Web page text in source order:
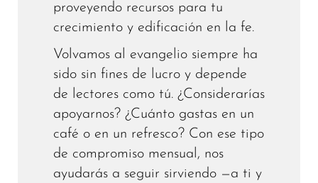
proveyendo recursos para tu
crecimiento y edificación en la fe.
Volvamos al evangelio siempre ha
sido sin fines de lucro y depende
de lectores como tú. ¿Considerarías
apoyarnos? ¿Cuánto gastas en un
café o en un refresco? Con ese tipo
de compromiso mensual, nos
ayudarás a seguir sirviendo —a ti y